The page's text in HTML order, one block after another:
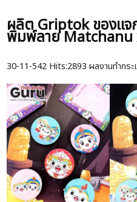
ผลิต Griptok ของแจ
พิมพ์ลาย Matchanu
30-11-542 Hits:2893 ผลงานทำกระ